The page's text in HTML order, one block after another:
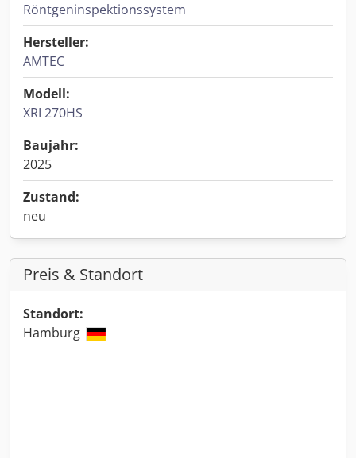
Röntgeninspektionssystem
Hersteller:
AMTEC
Modell:
XRI 270HS
Baujahr:
2025
Zustand:
neu
Preis & Standort
Standort:
Hamburg